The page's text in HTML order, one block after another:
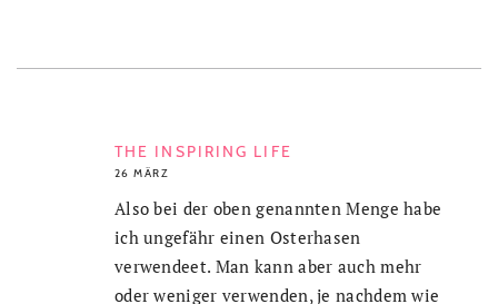
THE INSPIRING LIFE
26 MÄRZ
Also bei der oben genannten Menge habe
ich ungefähr einen Osterhasen
verwendeet. Man kann aber auch mehr
oder weniger verwenden, je nachdem wie